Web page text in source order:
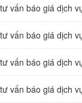
vấn báo giá dịch
vấn báo giá dịch
vấn báo giá dịch
vấn báo giá dịch